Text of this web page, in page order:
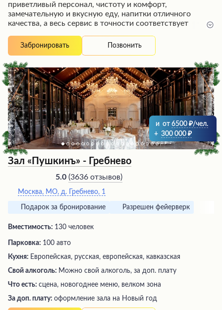
приветливый персонал, чистоту и комфорт,
замечательную и вкусную еду, напитки отличного
качества, а весь сервис в точности соответствует
бассейном с подогретой водой, который создает
атмосферу релакса посреди зимы. Несмотря на
большое количество посетителей, особенно с детьми, в
заведении нет толкучки и очередей. Персонал
доброжелателен и всегда готов помочь гостям.
Ресторан располагает просторной территорией,
контактным зоопарком, хорошим спа-комплексом и
шикарным теплым бассейном, продуманными для
комфорта посетителей.
Забронировать Позвонить
и от 6500
/чел.
+ 300 000
Зал «Пушкинъ» - Гребнево
5.0 (3636 отзывов)
Москва, МО, д. Гребнево, 1
Подарок за бронирование Разрешен фейерверк
Вместимость: 130 человек
Парковка: 100 авто
Кухня: Европейская, русская, европейская, кавказская
Свой алкоголь: Можно свой алкоголь, за доп. плату
Что есть: сцена, новогоднее меню, велком зона
За доп. плату: оформление зала на Новый год